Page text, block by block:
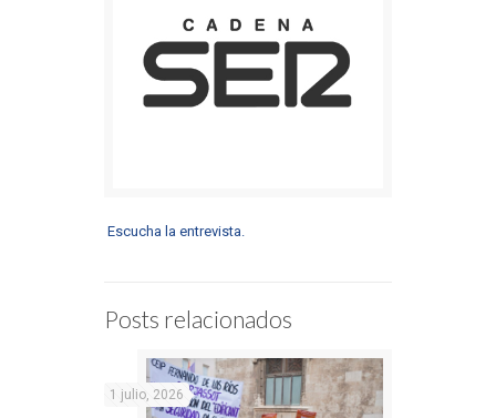
Escucha la entrevista.
Posts relacionados
1 julio, 2026